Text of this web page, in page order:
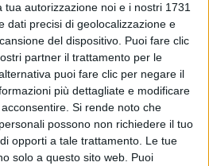
tua autorizzazione noi e i nostri 1731
dati precisi di geolocalizzazione e
del dispositivo. Puoi fare clic
partner il trattamento per le
puoi fare clic per negare il
più dettagliate e modificare
Si rende noto che
possono non richiedere il tuo
opporti a tale trattamento. Le tue
solo a questo sito web. Puoi
“XDVR
con due inediti
due concerti allo
nell’estate 2026: il primo è
ore